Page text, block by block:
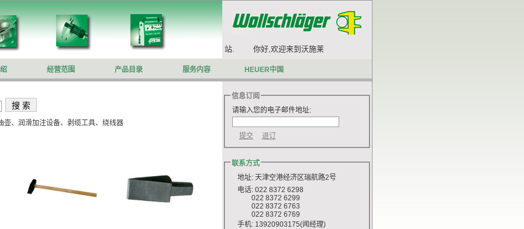
你好,欢迎来到沃施莱格网站. 你好,欢迎来到沃施莱格网站.
经营范围 产品目录 服务内容 HEUER中国
壶、润滑加注设备、剥缆工具、绕线器
信息订阅
请输入您的电子邮件地址:
联系方式
地址: 天津空港经济区瑞航路2号
电话: 022 8372 6298
022 8372 6299
022 8372 6763
022 8372 6769
手机: 13920903175(闻经理)